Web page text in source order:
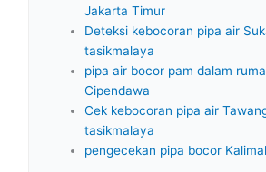
Jakarta Timur
Deteksi kebocoran pipa air
tasikmalaya
pipa air bocor pam dalam
Cipendawa
Cek kebocoran pipa air
tasikmalaya
pengecekan pipa bocor